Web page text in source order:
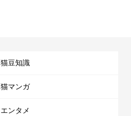
猫豆知識
猫マンガ
エンタメ